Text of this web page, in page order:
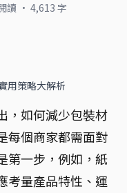
讀 · 4,613 字
用策略大解析
，如何減少包裝材
每個商家都需面對
第一步，例如，紙
考量產品特性、運